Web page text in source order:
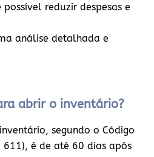
reduzir despesas e
análise detalhada e
abrir o inventário?
segundo o Código
611), é de até 60 dias após